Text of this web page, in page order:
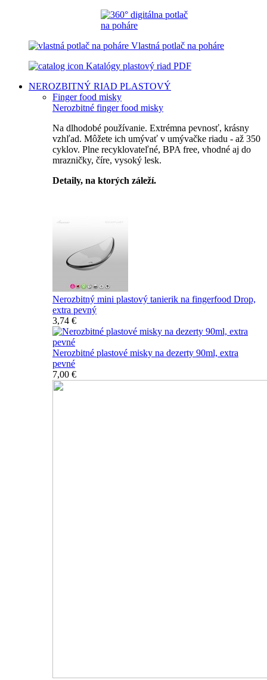
Vlastná potlač na poháre
Katalógy plastový riad PDF
NEROZBITNÝ RIAD PLASTOVÝ
Finger food misky
Nerozbitné finger food misky
Na dlhodobé používanie. Extrémna pevnosť, krásny
vzhľad. Môžete ich umývať v umývačke riadu - až 350
cyklov. Plne recyklovateľné, BPA free, vhodné aj do
mrazničky, číre, vysoký lesk.
Detaily, na ktorých záleží.
Nerozbitný mini plastový tanierik na fingerfood Drop,
extra pevný
3,74 €
Nerozbitné plastové misky na dezerty 90ml, extra
pevné
7,00 €